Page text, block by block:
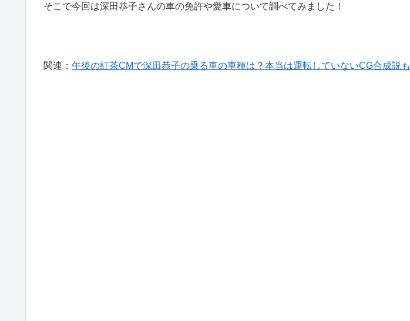
そこで今回は深田恭子さんの車の免許や愛車について調べてみました！
関連： 午後の紅茶CMで深田恭子の乗る車の車種は？本当は運転していないCG合成説も